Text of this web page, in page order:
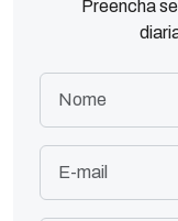
Preencha